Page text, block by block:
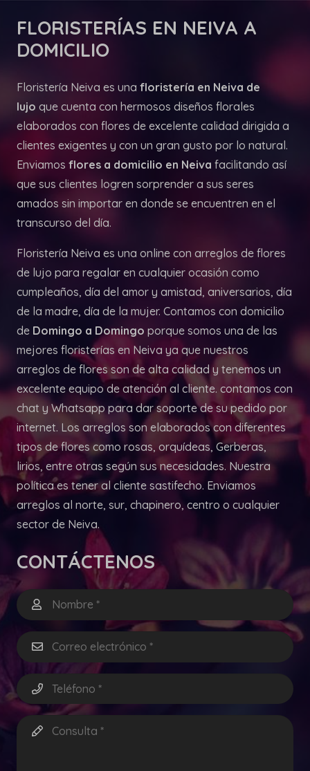
FLORISTERÍAS EN NEIVA A
DOMICILIO
Floristería Neiva es una floristería en Neiva de
lujo que cuenta con hermosos diseños florales
elaborados con flores de excelente calidad dirigida a
clientes exigentes y con un gran gusto por lo natural.
Enviamos flores a domicilio en Neiva facilitando así
que sus clientes logren sorprender a sus seres
amados sin importar en donde se encuentren en el
transcurso del día.
Floristería Neiva es una online con arreglos de flores
de lujo para regalar en cualquier ocasión como
cumpleaños, día del amor y amistad, aniversarios, día
de la madre, día de la mujer. Contamos con domicilio
de Domingo a Domingo porque somos una de las
mejores floristerías en Neiva ya que nuestros
arreglos de flores son de alta calidad y tenemos un
excelente equipo de atención al cliente. contamos con
chat y Whatsapp para dar soporte de su pedido por
internet. Los arreglos son elaborados con diferentes
tipos de flores como rosas, orquídeas, Gerberas,
lirios, entre otras según sus necesidades. Nuestra
política es tener al cliente sastifecho. Enviamos
arreglos al norte, sur, chapinero, centro o cualquier
sector de Neiva.
CONTÁCTENOS